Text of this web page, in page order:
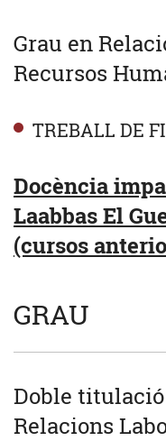
Grau en
Recursos
TREBALL DE
Docència
Laabbas El
(cursos
GRAU
Doble
Relacions